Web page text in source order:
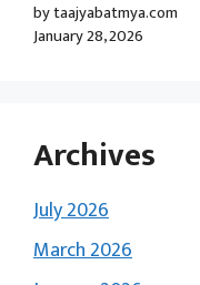
by taajyabatmya.com
January 28, 2026
Archives
July 2026
March 2026